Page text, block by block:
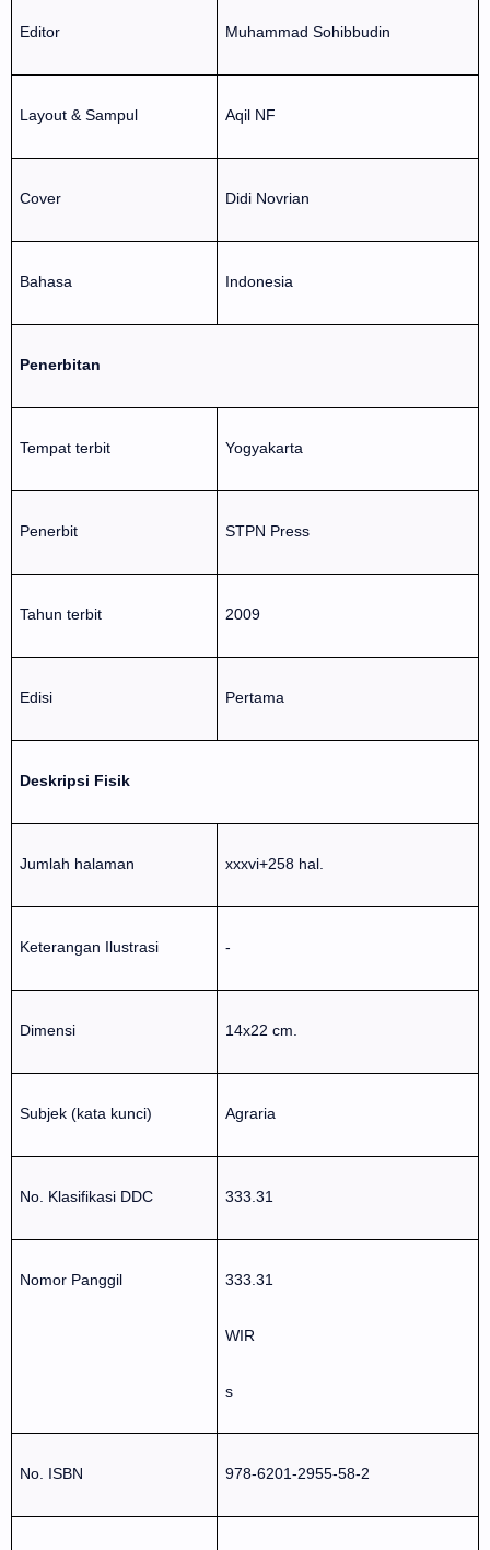
Editor Muhammad Sohibbudin
Layout & Sampul Aqil NF
Cover Didi Novrian
Bahasa Indonesia
Penerbitan
Tempat terbit Yogyakarta
Penerbit STPN Press
Tahun terbit 2009
Edisi Pertama
Deskripsi Fisik
Jumlah halaman xxxvi+258 hal.
Keterangan Ilustrasi -
Dimensi 14x22 cm.
Subjek (kata kunci) Agraria
No. Klasifikasi DDC 333.31
Nomor Panggil 333.31
WIR
s
No. ISBN 978-6201-2955-58-2